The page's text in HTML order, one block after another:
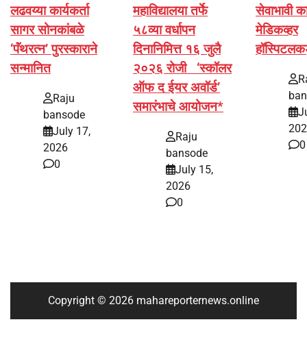
लढवय्या कार्यकर्ता
सागर सोनकांबळे
‘पॅंथरत्न’ पुरस्काराने
सन्मानित
Raju
bansode
July 17,
2026
0
महाविद्यालया तर्फे
५८व्या वर्धापन
दिनानिमित्त १६ जुलै
२०२६ रोजी ‘स्कॉलर
ऑफ द ईयर अवॉर्ड’
समारंभाचे आयोजन*
Raju
bansode
July 15,
2026
0
सेवाभावी
मेडिकव्हर
0
Copyright © 2026 mahareporternews.online